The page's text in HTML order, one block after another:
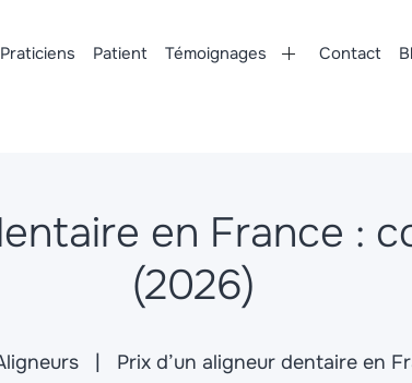
Praticiens Patient Témoignages Contact
en France :
(2026)
Prix d’un aligneur dentaire en